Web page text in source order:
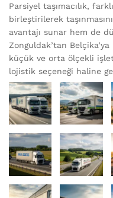
Parsiyel taşımacılık,
birleştirilerek
avantajı sunar hem de
Zonguldak’tan
küçük ve orta ölçekli
lojistik seçeneği haline